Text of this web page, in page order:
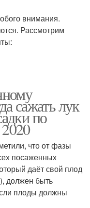
внимания.
Рассмотрим
сажать лук
по
что от фазы
посаженных
даёт свой плод
должен быть
плоды должны